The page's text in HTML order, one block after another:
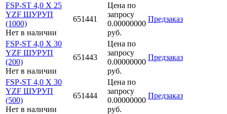
FSP-ST 4,0 X 25
YZF ШУРУП
(1000)
Нет в наличии
651441
Цена по
запросу
0.00000000
руб.
Предзаказ
FSP-ST 4,0 X 30
YZF ШУРУП
(200)
Нет в наличии
651443
Цена по
запросу
0.00000000
руб.
Предзаказ
FSP-ST 4,0 X 30
YZF ШУРУП
(500)
Нет в наличии
651444
Цена по
запросу
0.00000000
руб.
Предзаказ